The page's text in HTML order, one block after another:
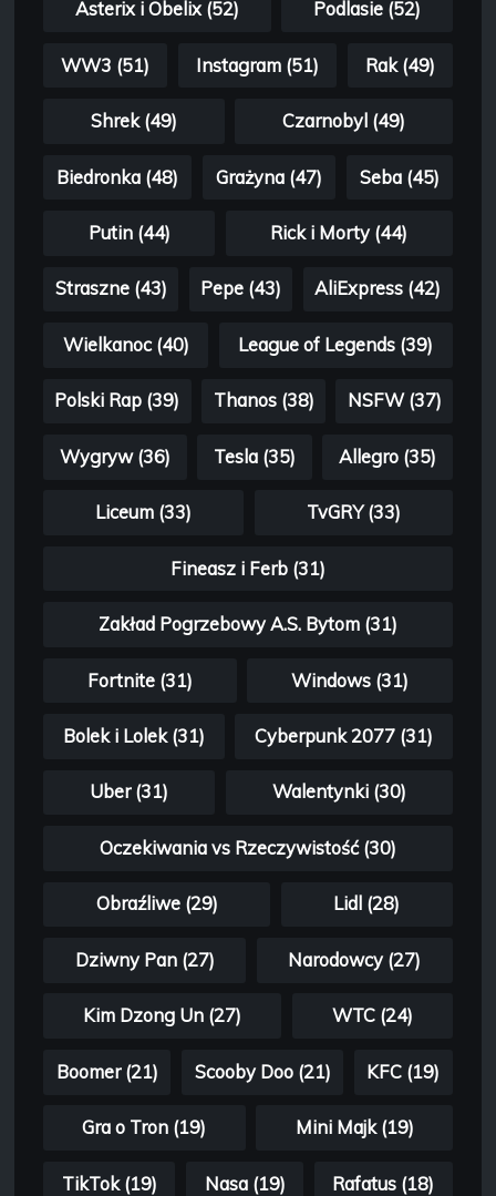
Asterix i Obelix (52) Podlasie (52)
WW3 (51) Instagram (51) Rak (49)
Shrek (49) Czarnobyl (49)
Biedronka (48) Grażyna (47) Seba (45)
Putin (44) Rick i Morty (44)
Straszne (43) Pepe (43) AliExpress (42)
Wielkanoc (40) League of Legends (39)
Polski Rap (39) Thanos (38) NSFW (37)
Wygryw (36) Tesla (35) Allegro (35)
Liceum (33) TvGRY (33)
Fineasz i Ferb (31)
Zakład Pogrzebowy A.S. Bytom (31)
Fortnite (31) Windows (31)
Bolek i Lolek (31) Cyberpunk 2077 (31)
Uber (31) Walentynki (30)
Oczekiwania vs Rzeczywistość (30)
Obraźliwe (29) Lidl (28)
Dziwny Pan (27) Narodowcy (27)
Kim Dzong Un (27) WTC (24)
Boomer (21) Scooby Doo (21) KFC (19)
Gra o Tron (19) Mini Majk (19)
TikTok (19) Nasa (19) Rafatus (18)